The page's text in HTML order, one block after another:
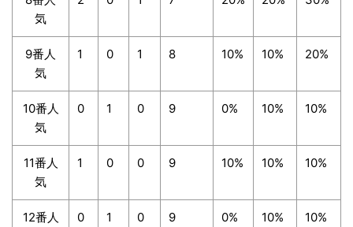
気
9番人
気
1 0 1 8 10% 10% 20%
10番人
気
0 1 0 9 0% 10% 10%
11番人
気
1 0 0 9 10% 10% 10%
12番人
0 1 0 9 0% 10% 10%